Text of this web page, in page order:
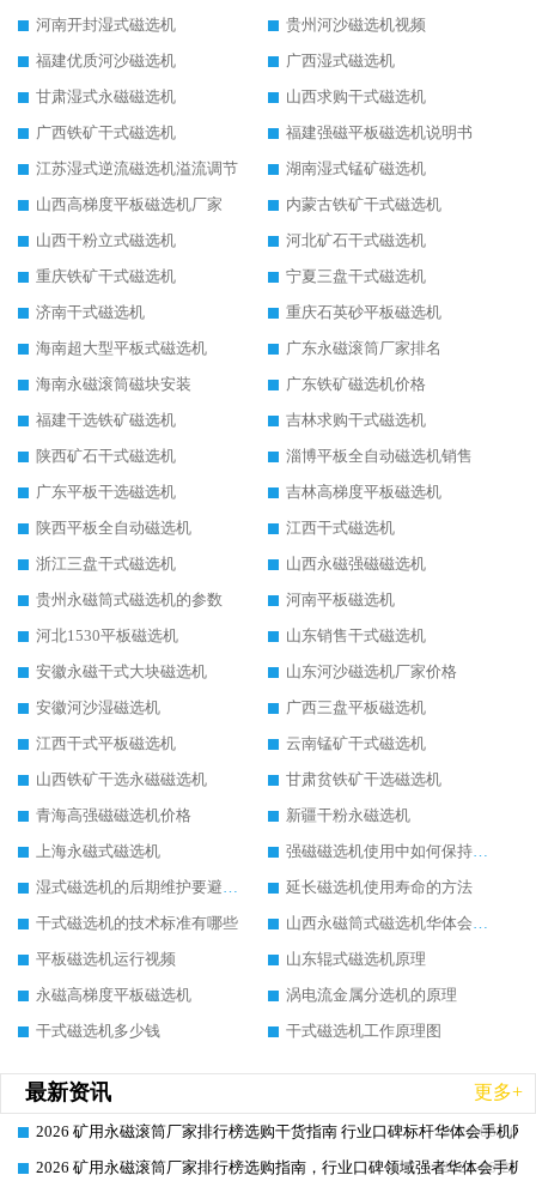
河南开封湿式磁选机
贵州河沙磁选机视频
福建优质河沙磁选机
广西湿式磁选机
甘肃湿式永磁磁选机
山西求购干式磁选机
广西铁矿干式磁选机
福建强磁平板磁选机说明书
江苏湿式逆流磁选机溢流调节
湖南湿式锰矿磁选机
山西高梯度平板磁选机厂家
内蒙古铁矿干式磁选机
山西干粉立式磁选机
河北矿石干式磁选机
重庆铁矿干式磁选机
宁夏三盘干式磁选机
济南干式磁选机
重庆石英砂平板磁选机
海南超大型平板式磁选机
广东永磁滚筒厂家排名
海南永磁滚筒磁块安装
广东铁矿磁选机价格
福建干选铁矿磁选机
吉林求购干式磁选机
陕西矿石干式磁选机
淄博平板全自动磁选机销售
广东平板干选磁选机
吉林高梯度平板磁选机
陕西平板全自动磁选机
江西干式磁选机
浙江三盘干式磁选机
山西永磁强磁磁选机
贵州永磁筒式磁选机的参数
河南平板磁选机
河北1530平板磁选机
山东销售干式磁选机
安徽永磁干式大块磁选机
山东河沙磁选机厂家价格
安徽河沙湿磁选机
广西三盘平板磁选机
江西干式平板磁选机
云南锰矿干式磁选机
山西铁矿干选永磁磁选机
甘肃贫铁矿干选磁选机
青海高强磁磁选机价格
新疆干粉永磁选机
上海永磁式磁选机
强磁磁选机使用中如何保持其顺畅运行
湿式磁选机的后期维护要避开哪些坑
延长磁选机使用寿命的方法
干式磁选机的技术标准有哪些
山西永磁筒式磁选机华体会手机网页版-华体会(中国)
平板磁选机运行视频
山东辊式磁选机原理
永磁高梯度平板磁选机
涡电流金属分选机的原理
干式磁选机多少钱
干式磁选机工作原理图
最新资讯 更多+
2026-06-26
2026 矿用永磁滚筒厂家排行榜选购干货指南 行业口碑标杆华体会手机网
2026-06-26
2026 矿用永磁滚筒厂家排行榜选购指南，行业口碑领域强者华体会手机